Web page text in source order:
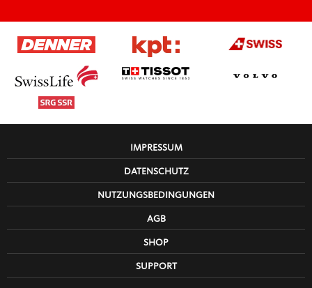
IMPRESSUM
DATENSCHUTZ
NUTZUNGSBEDINGUNGEN
AGB
SHOP
SUPPORT